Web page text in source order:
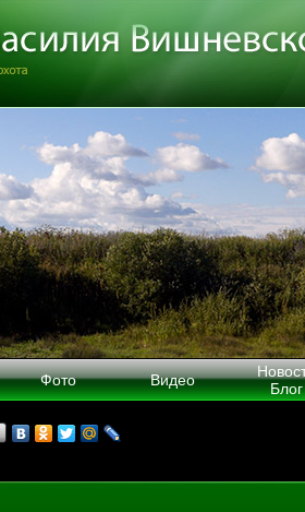
Фото Видео
Блог